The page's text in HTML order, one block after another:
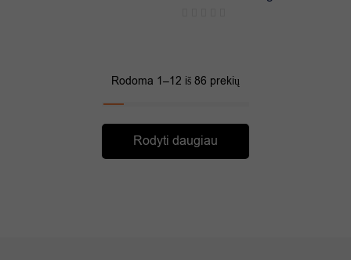
Rodoma 1–12 iš 86 prekių
Rodyti daugiau